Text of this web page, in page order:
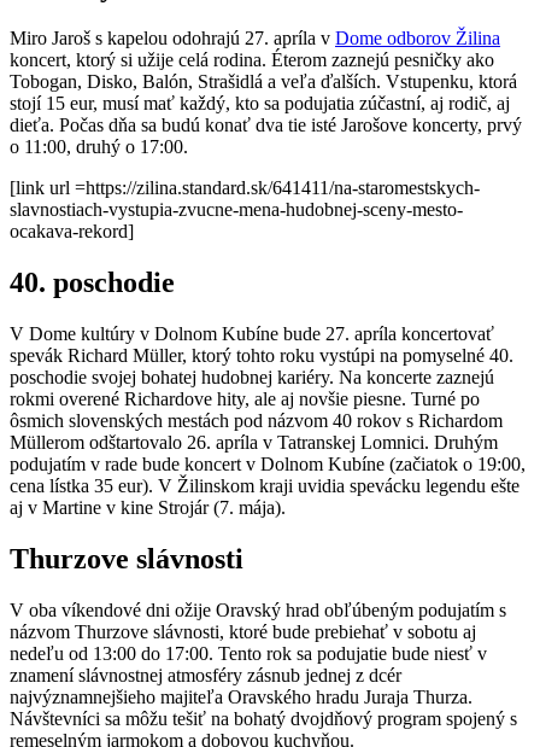
Miro Jaroš s kapelou odohrajú 27. apríla v Dome odborov Žilina
koncert, ktorý si užije celá rodina. Éterom zaznejú pesničky ako
Tobogan, Disko, Balón, Strašidlá a veľa ďalších. Vstupenku, ktorá
stojí 15 eur, musí mať každý, kto sa podujatia zúčastní, aj rodič, aj
dieťa. Počas dňa sa budú konať dva tie isté Jarošove koncerty, prvý
o 11:00, druhý o 17:00.
[link url =https://zilina.standard.sk/641411/na-staromestskych-
slavnostiach-vystupia-zvucne-mena-hudobnej-sceny-mesto-
ocakava-rekord]
40. poschodie
V Dome kultúry v Dolnom Kubíne bude 27. apríla koncertovať
spevák Richard Müller, ktorý tohto roku vystúpi na pomyselné 40.
poschodie svojej bohatej hudobnej kariéry. Na koncerte zaznejú
rokmi overené Richardove hity, ale aj novšie piesne. Turné po
ôsmich slovenských mestách pod názvom 40 rokov s Richardom
Müllerom odštartovalo 26. apríla v Tatranskej Lomnici. Druhým
podujatím v rade bude koncert v Dolnom Kubíne (začiatok o 19:00,
cena lístka 35 eur). V Žilinskom kraji uvidia spevácku legendu ešte
aj v Martine v kine Strojár (7. mája).
Thurzove slávnosti
V oba víkendové dni ožije Oravský hrad obľúbeným podujatím s
názvom Thurzove slávnosti, ktoré bude prebiehať v sobotu aj
nedeľu od 13:00 do 17:00. Tento rok sa podujatie bude niesť v
znamení slávnostnej atmosféry zásnub jednej z dcér
najvýznamnejšieho majiteľa Oravského hradu Juraja Thurza.
Návštevníci sa môžu tešiť na bohatý dvojdňový program spojený s
remeselným jarmokom a dobovou kuchyňou.